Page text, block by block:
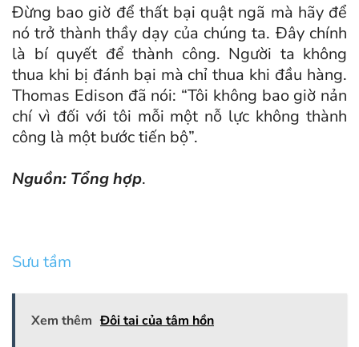
Đừng bao giờ để thất bại quật ngã mà hãy để
nó trở thành thầy dạy của chúng ta. Đây chính
là bí quyết để thành công. Người ta không
thua khi bị đánh bại mà chỉ thua khi đầu hàng.
Thomas Edison đã nói: “Tôi không bao giờ nản
chí vì đối với tôi mỗi một nỗ lực không thành
công là một bước tiến bộ”.
Nguồn: Tổng hợp.
Sưu tầm
Xem thêm Đôi tai của tâm hồn